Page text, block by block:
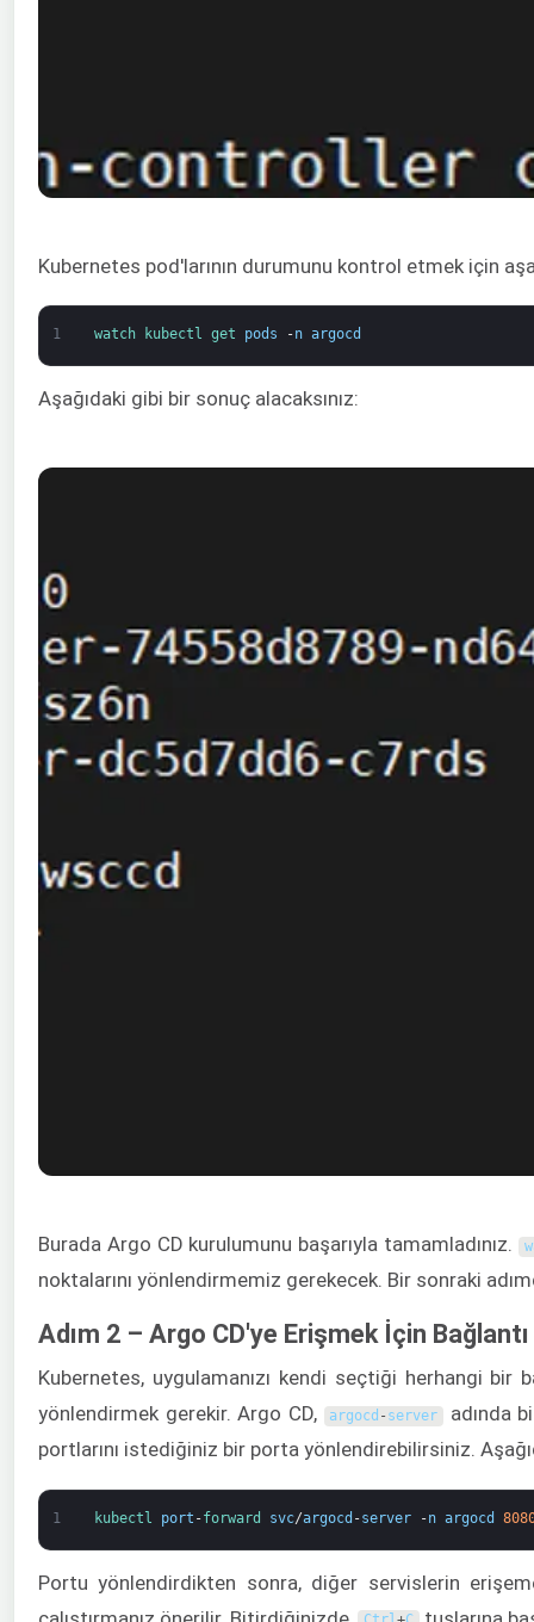
Kubernetes pod'larının durumunu kontrol etmek için
1 watch kubectl get pods -n argocd
Aşağıdaki gibi bir sonuç alacaksınız:
Burada Argo CD kurulumunu başarıyla tamamladınız.
noktalarını yönlendirmemiz gerekecek. Bir sonraki
Adım 2 – Argo CD'ye Erişmek İçin
Kubernetes, uygulamanızı kendi seçtiği herhangi bir
yönlendirmek gerekir. Argo CD,
argocd - server
adında
portlarını istediğiniz bir porta yönlendirebilirsiniz.
1 kubectl port -forward svc/argocd -server -n argocd
Portu yönlendirdikten sonra, diğer servislerin